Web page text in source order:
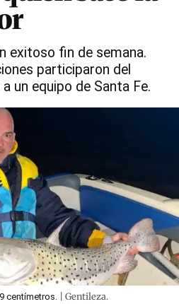
exitoso fin de semana.
participaron del
un equipo de Santa Fe.
centímetros. | Gentileza.